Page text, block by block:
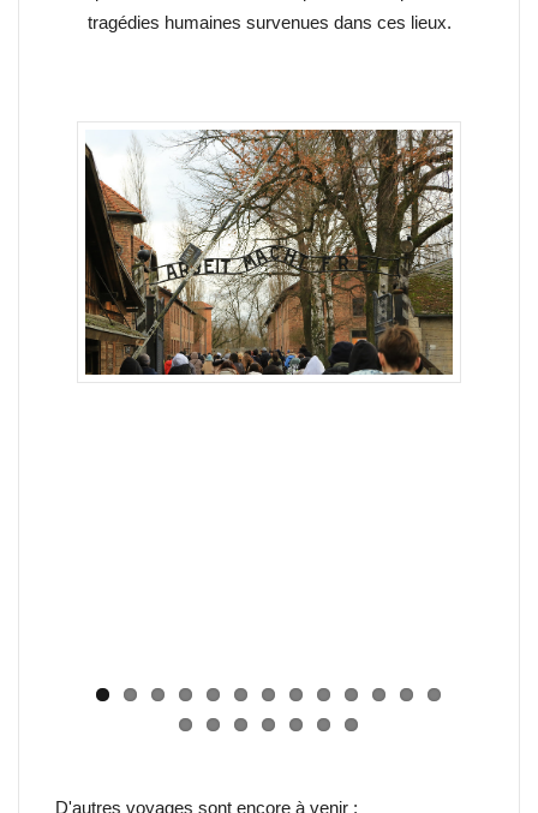
tragédies humaines survenues dans ces lieux.
D'autres voyages sont encore à venir :